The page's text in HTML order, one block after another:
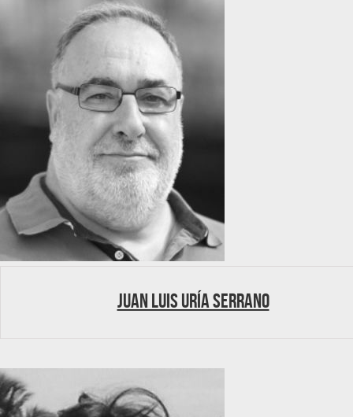
Juan Luis Uría Serrano